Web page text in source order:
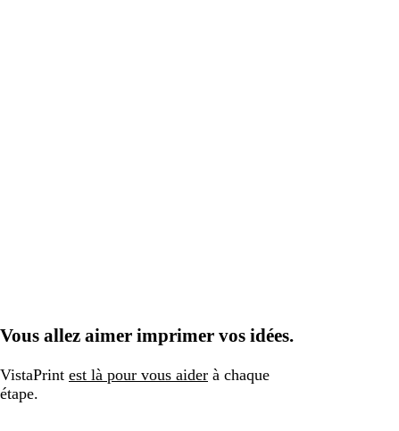
Vous allez aimer imprimer vos idées.
VistaPrint est là pour vous aider à chaque
étape.